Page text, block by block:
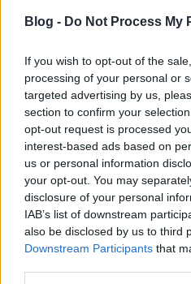
Blog - Do Not Process My
If you wish to opt-out of the
processing of your personal or
targeted advertising by us,
section to confirm your
opt-out request is processed
interest-based ads based on
us or personal information
your opt-out. You may
disclosure of your personal
IAB’s list of downstream
also be disclosed by us to third
Downstream Participants that
részesedése hozzájárult